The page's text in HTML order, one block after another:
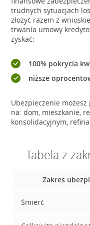
trudnych sytuacjach
złożyć razem z
trwania umowy
zyskać:
100% pokrycia
niższe
Ubezpieczenie
na: dom, mieszkanie,
konsolidacyjnym,
Tabela z
Zakres
Śmierć